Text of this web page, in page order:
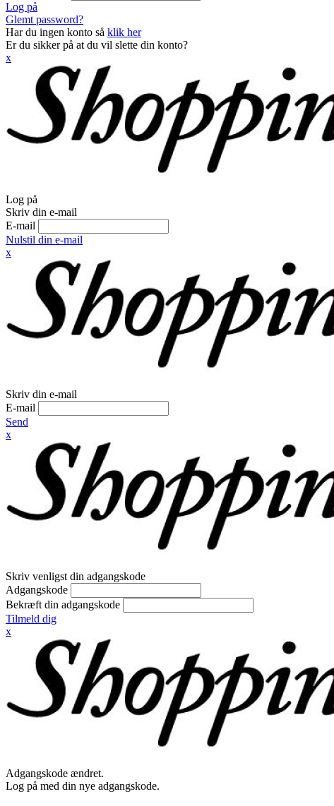
Log på
Glemt password?
Har du ingen konto så klik her
Er du sikker på at du vil slette din konto?
x
Log på
Skriv din e-mail
E-mail
Nulstil din e-mail
x
Skriv din e-mail
E-mail
Send
x
Skriv venligst din adgangskode
Adgangskode
Bekræft din adgangskode
Tilmeld dig
x
Adgangskode ændret.
Log på med din nye adgangskode.